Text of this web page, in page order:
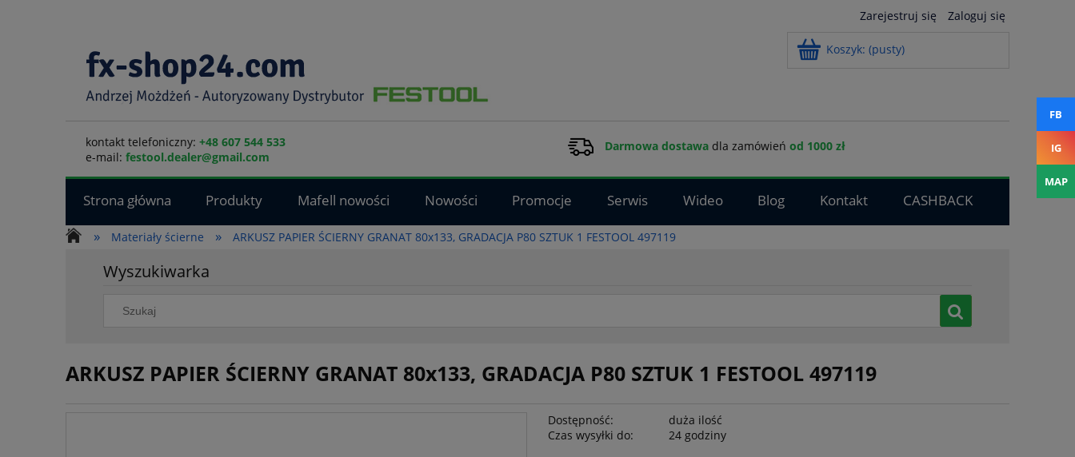
Zarejestruj się Zaloguj się
Koszyk: (pusty)
kontakt telefoniczny: +48 607 544 533
e-mail: festool.dealer@gmail.com
Darmowa dostawadla zamówień od 1000 zł
Strona główna Produkty Mafell nowości Nowości Promocje Serwis Wideo Blog Kontakt
CASHBACK
»
Materiały ścierne » ARKUSZ PAPIER ŚCIERNY GRANAT 80x133, GRADACJA P80 SZTUK 1 FESTOOL 497119
Wyszukiwarka
ARKUSZ PAPIER ŚCIERNY GRANAT 80x133, GRADACJA P80 SZTUK 1 FESTOOL 497119
Dostępność:
duża ilość
Czas wysyłki do:
24 godziny
FB
IG
MAP